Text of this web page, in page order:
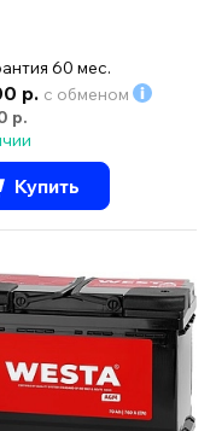
60 мес.
р. с обменом
р.
Купить